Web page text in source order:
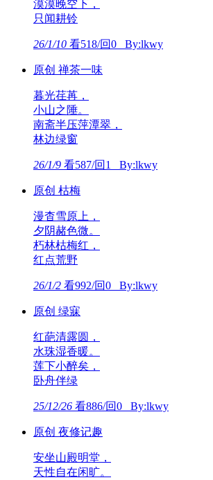
漠漠晚空下，
只闻耕铃
26/1/10 看518/回0 By:lkwy
原创 禅茶一味
暮光荏苒，
小山之陲。
南斋半压萍潭翠，
林边绿窗
26/1/9 看587/回1 By:lkwy
原创 枯梅
漫杳雪原上，
夕阴赭色微。
朽林枯梅红，
红点荒野
26/1/2 看992/回0 By:lkwy
原创 绿寐
红葩清露圆，
水珠湿香暖。
莲下小醉矣，
卧舟伴绿
25/12/26 看886/回0 By:lkwy
原创 夜修记趣
安坐山殿明堂，
天性自在闲旷。